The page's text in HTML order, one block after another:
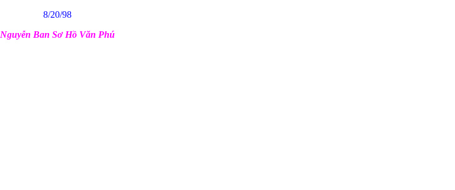
8/20/98
Nguyễn Ban Sơ Hồ Văn Phú